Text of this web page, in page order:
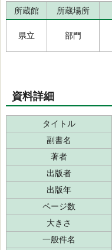
所蔵館 所蔵場所
県立 部門
資料詳細
タイトル
副書名
著者
出版者
出版年
ページ数
大きさ
一般件名